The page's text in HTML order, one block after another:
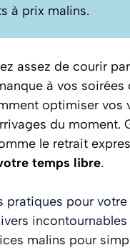
à prix malins.
assez de courir
à vos
optimiser vos
du moment.
le retrait
temps libre.
pratiques pour votre
malins pour